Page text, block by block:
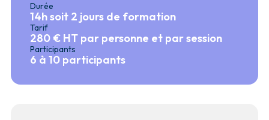
Durée
14h soit 2 jours de formation
Tarif
280 € HT par personne et par session
Participants
6 à 10 participants